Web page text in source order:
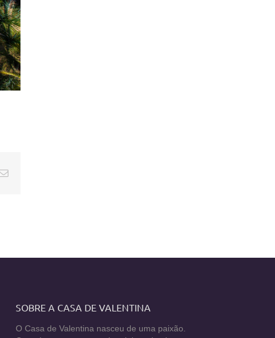
E-
SOBRE A CASA DE VALENTINA
O Casa de Valentina nasceu de uma paixão.